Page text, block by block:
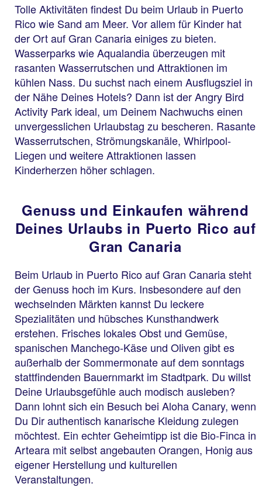
Tolle Aktivitäten findest Du beim Urlaub in Puerto
Rico wie Sand am Meer. Vor allem für Kinder hat
der Ort auf Gran Canaria einiges zu bieten.
Wasserparks wie Aqualandia überzeugen mit
rasanten Wasserrutschen und Attraktionen im
kühlen Nass. Du suchst nach einem Ausflugsziel in
der Nähe Deines Hotels? Dann ist der Angry Bird
Activity Park ideal, um Deinem Nachwuchs einen
unvergesslichen Urlaubstag zu bescheren. Rasante
Wasserrutschen, Strömungskanäle, Whirlpool-
Liegen und weitere Attraktionen lassen
Kinderherzen höher schlagen.
Genuss und Einkaufen während
Deines Urlaubs in Puerto Rico auf
Gran Canaria
Beim Urlaub in Puerto Rico auf Gran Canaria steht
der Genuss hoch im Kurs. Insbesondere auf den
wechselnden Märkten kannst Du leckere
Spezialitäten und hübsches Kunsthandwerk
erstehen. Frisches lokales Obst und Gemüse,
spanischen Manchego-Käse und Oliven gibt es
außerhalb der Sommermonate auf dem sonntags
stattfindenden Bauernmarkt im Stadtpark. Du willst
Deine Urlaubsgefühle auch modisch ausleben?
Dann lohnt sich ein Besuch bei Aloha Canary, wenn
Du Dir authentisch kanarische Kleidung zulegen
möchtest. Ein echter Geheimtipp ist die Bio-Finca in
Arteara mit selbst angebauten Orangen, Honig aus
eigener Herstellung und kulturellen
Veranstaltungen.